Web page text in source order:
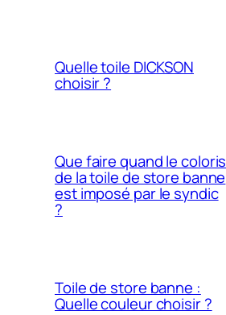
Quelle toile DICKSON
choisir ?
Que faire quand le coloris
de la toile de store banne
est imposé par le syndic
?
Toile de store banne :
Quelle couleur choisir ?